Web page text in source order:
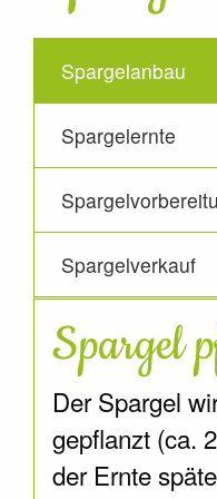
Spargelanbau
Spargelernte
Spargelverkauf
Spargel
Der Spargel
gepflanzt (ca.
der Ernte